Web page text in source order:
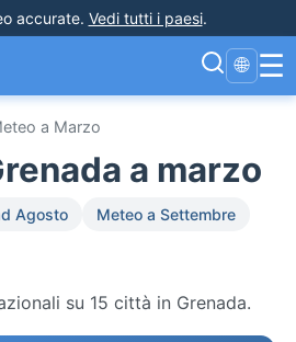
accurate. Vedi tutti i paesi.
🌐 ☰
a Marzo
a marzo
Agosto
Meteo a Settembre
su 15 città in Grenada.